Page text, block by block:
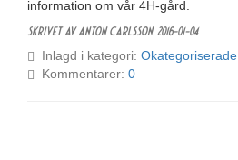
information om vår 4H-gård.
Skrivet av Anton Carlsson,2016-01-04
Inlagd i kategori: Okategoriserade
Kommentarer: 0